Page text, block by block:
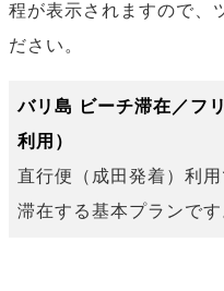
程が表示されますので、
ださい。
バリ島 ビーチ滞在／フ
利用）
直行便（成田発着）利
滞在する基本プランです